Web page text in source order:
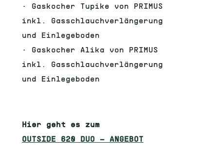
•
Gaskocher Tupike von PRIMUS
inkl. Gasschlauchverlängerung
und Einlegeboden
•
Gaskocher Alika von PRIMUS
inkl. Gasschlauchverlängerung
und Einlegeboden
Hier geht es zum
OUTSIDE 620 DUO – ANGEBOT